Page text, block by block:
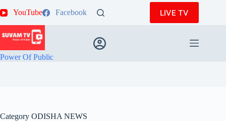
to
YouTube Facebook LIVE TV
Power Of Public
Category ODISHA NEWS